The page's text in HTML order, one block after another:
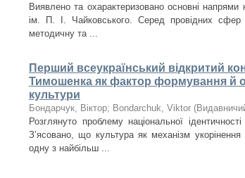
Виявлено та охарактеризовано основні напрями
ім. П. І. Чайковського. Серед провідних сфер
методичну та ...
Перший всеукраїнський відкритий
Тимошенка як фактор формування й
культури
Бондарчук, Віктор; Bondarchuk, Viktor (
Розглянуто проблему національної
З’ясовано, що культура як механізм укорінення
одну з найбільш ...